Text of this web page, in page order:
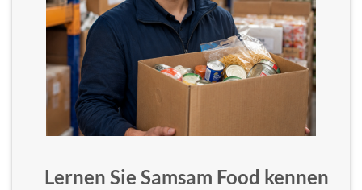
Lernen Sie Samsam Food kennen